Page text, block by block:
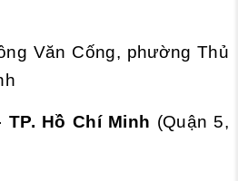
Văn Cống, phường Thủ
Hồ Chí Minh (Quận 5,